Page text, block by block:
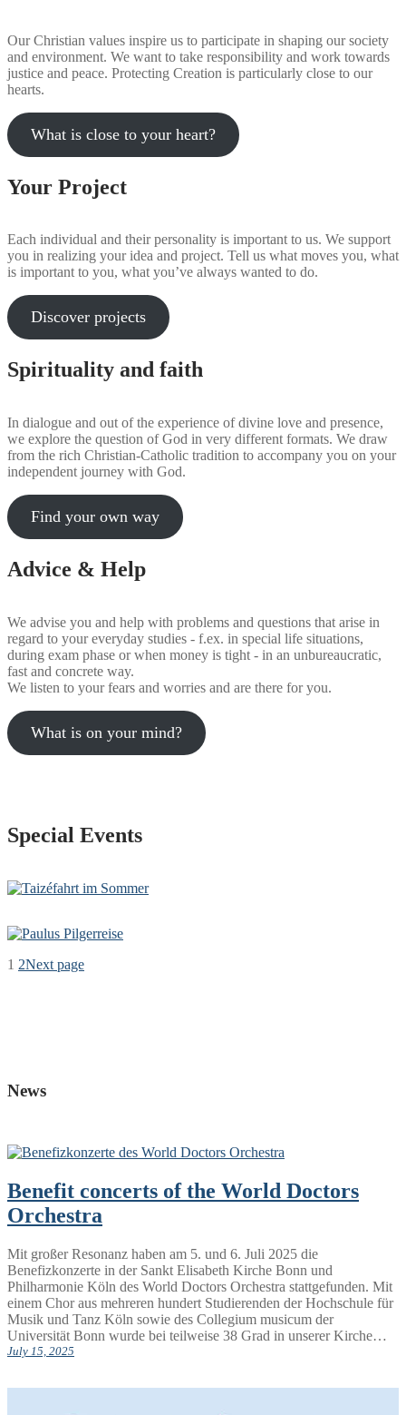
Our Christian values inspire us to participate in shaping our society
and environment. We want to take responsibility and work towards
justice and peace. Protecting Creation is particularly close to our
hearts.
What is close to your heart?
Your Project
Each individual and their personality is important to us. We support
you in realizing your idea and project. Tell us what moves you, what
is important to you, what you’ve always wanted to do.
Discover projects
Spirituality and faith
In dialogue and out of the experience of divine love and presence,
we explore the question of God in very different formats. We draw
from the rich Christian-Catholic tradition to accompany you on your
independent journey with God.
Find your own way
Advice & Help
We advise you and help with problems and questions that arise in
regard to your everyday studies - f.ex. in special life situations,
during exam phase or when money is tight - in an unbureaucratic,
fast and concrete way.
We listen to your fears and worries and are there for you.
What is on your mind?
Special Events
1 2Next page
News
Benefit concerts of the World Doctors
Orchestra
Mit großer Resonanz haben am 5. und 6. Juli 2025 die
Benefizkonzerte in der Sankt Elisabeth Kirche Bonn und
Philharmonie Köln des World Doctors Orchestra stattgefunden. Mit
einem Chor aus mehreren hundert Studierenden der Hochschule für
Musik und Tanz Köln sowie des Collegium musicum der
Universität Bonn wurde bei teilweise 38 Grad in unserer Kirche…
July 15, 2025